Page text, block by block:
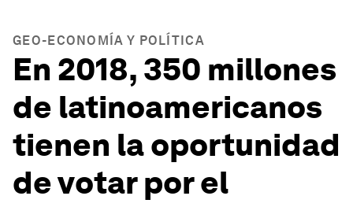
GEO-ECONOMÍA Y POLÍTICA
En 2018, 350 millones
de latinoamericanos
tienen la oportunidad
de votar por el